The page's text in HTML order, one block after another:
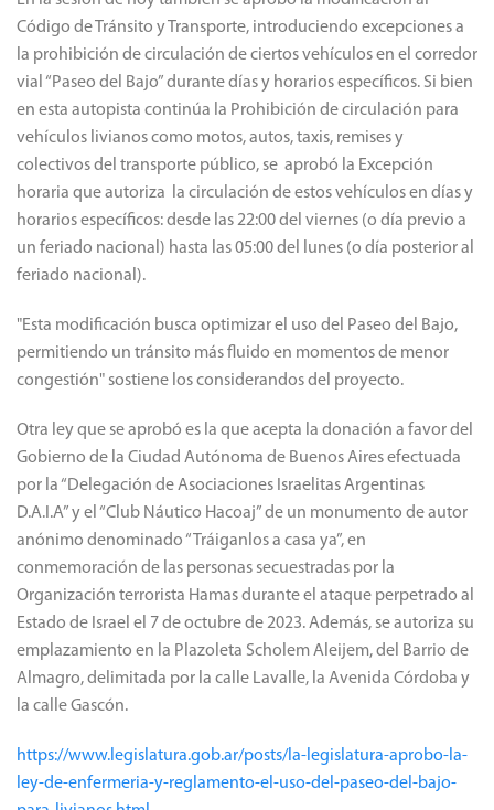
Código de Tránsito y Transporte, introduciendo excepciones a
la prohibición de circulación de ciertos vehículos en el corredor
vial “Paseo del Bajo” durante días y horarios específicos. Si bien
en esta autopista continúa la Prohibición de circulación para
vehículos livianos como motos, autos, taxis, remises y
colectivos del transporte público, se aprobó la Excepción
horaria que autoriza la circulación de estos vehículos en días y
horarios específicos: desde las 22:00 del viernes (o día previo a
un feriado nacional) hasta las 05:00 del lunes (o día posterior al
feriado nacional).
"Esta modificación busca optimizar el uso del Paseo del Bajo,
permitiendo un tránsito más fluido en momentos de menor
congestión" sostiene los considerandos del proyecto.
Otra ley que se aprobó es la que acepta la donación a favor del
Gobierno de la Ciudad Autónoma de Buenos Aires efectuada
por la “Delegación de Asociaciones Israelitas Argentinas
D.A.I.A” y el “Club Náutico Hacoaj” de un monumento de autor
anónimo denominado “Tráiganlos a casa ya”, en
conmemoración de las personas secuestradas por la
Organización terrorista Hamas durante el ataque perpetrado al
Estado de Israel el 7 de octubre de 2023. Además, se autoriza su
emplazamiento en la Plazoleta Scholem Aleijem, del Barrio de
Almagro, delimitada por la calle Lavalle, la Avenida Córdoba y
la calle Gascón.
https://www.legislatura.gob.ar/posts/la-legislatura-aprobo-la-
ley-de-enfermeria-y-reglamento-el-uso-del-paseo-del-bajo-